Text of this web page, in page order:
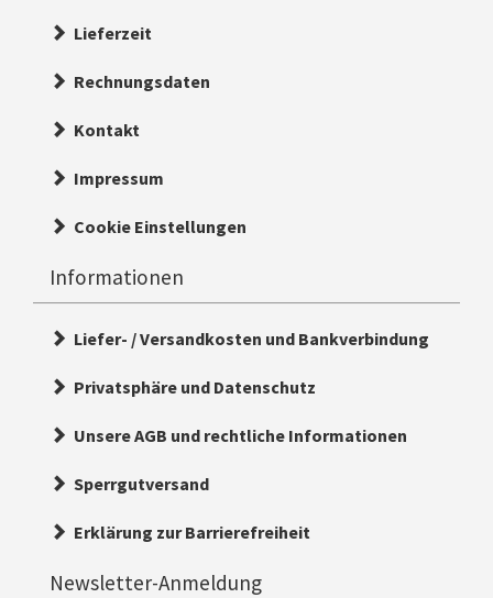
Lieferzeit
Rechnungsdaten
Kontakt
Impressum
Cookie Einstellungen
Informationen
Liefer- / Versandkosten und Bankverbindung
Privatsphäre und Datenschutz
Unsere AGB und rechtliche Informationen
Sperrgutversand
Erklärung zur Barrierefreiheit
Newsletter-Anmeldung